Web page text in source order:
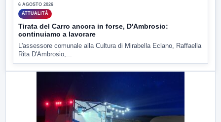
6 AGOSTO 2026
ATTUALITÀ
Tirata del Carro ancora in forse, D'Ambrosio:
continuiamo a lavorare
L'assessore comunale alla Cultura di Mirabella Eclano, Raffaella
Rita D'Ambrosio,...